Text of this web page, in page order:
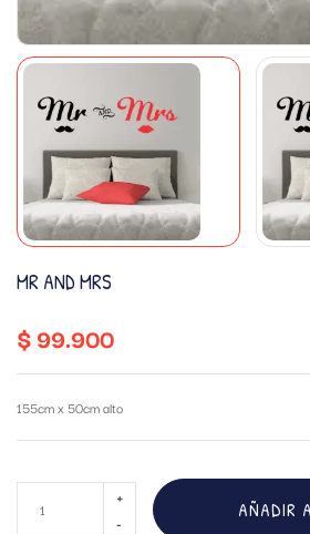
MR AND MRS
$99.900
155cm x 50cm alto
AÑADIR